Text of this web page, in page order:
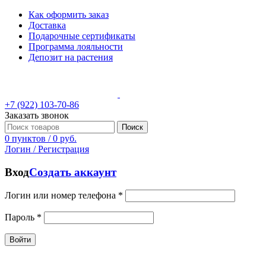
Как оформить заказ
Доставка
Подарочные сертификаты
Программа лояльности
Депозит на растения
+7 (922) 103-70-86
Заказать звонок
Поиск
0 пунктов / 0 руб.
Логин / Регистрация
ВходСоздать аккаунт
Логин или номер телефона *
Пароль *
Войти